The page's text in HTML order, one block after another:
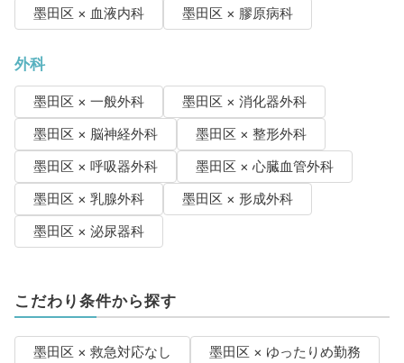
墨田区 × 血液内科
墨田区 × 膠原病科
外科
墨田区 × 一般外科
墨田区 × 消化器外科
墨田区 × 脳神経外科
墨田区 × 整形外科
墨田区 × 呼吸器外科
墨田区 × 心臓血管外科
墨田区 × 乳腺外科
墨田区 × 形成外科
墨田区 × 泌尿器科
こだわり条件から探す
墨田区 × 救急対応なし
墨田区 × ゆったりめ勤務